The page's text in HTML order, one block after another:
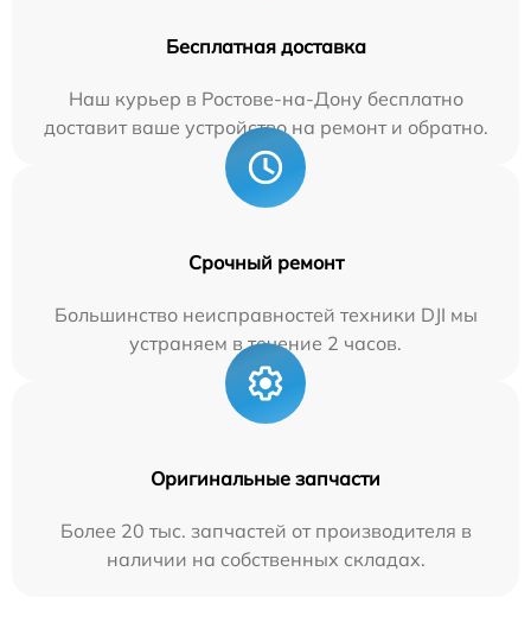
Бесплатная доставка
Наш курьер в Ростове-на-Дону бесплатно
доставит ваше устройство на ремонт и обратно.
Срочный ремонт
Большинство неисправностей техники DJI мы
устраняем в течение 2 часов.
Оригинальные запчасти
Более 20 тыс. запчастей от производителя в
наличии на собственных складах.